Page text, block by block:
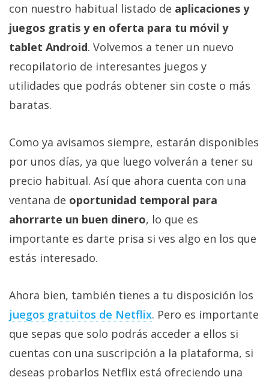
con nuestro habitual listado de aplicaciones y
juegos gratis y en oferta para tu móvil y
tablet Android. Volvemos a tener un nuevo
recopilatorio de interesantes juegos y
utilidades que podrás obtener sin coste o más
baratas.
Como ya avisamos siempre, estarán disponibles
por unos días, ya que luego volverán a tener su
precio habitual. Así que ahora cuenta con una
ventana de oportunidad temporal para
ahorrarte un buen dinero, lo que es
importante es darte prisa si ves algo en los que
estás interesado.
Ahora bien, también tienes a tu disposición los
juegos gratuitos de Netflix‎. Pero es importante
que sepas que solo podrás acceder a ellos si
cuentas con una suscripción a la plataforma, si
deseas probarlos Netflix está ofreciendo una